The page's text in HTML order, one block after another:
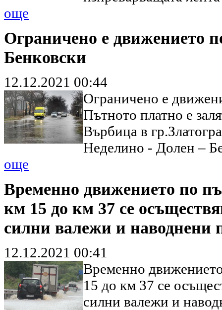
още
Ограничено е движението
Бенковски
12.12.2021 00:44
Ограничено е
Пътното платно е
Върбица в
Неделино - Долен –
още
Временно движението по
км 15 до км 37 се
силни валежи и наводнени
12.12.2021 00:41
Временно
15 до км 37 се
силни валежи и